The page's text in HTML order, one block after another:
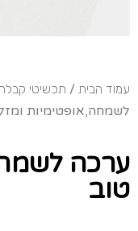
עמוד הבית / תכשיטי
לשמחה,אופטימיות
ערכה
טוב